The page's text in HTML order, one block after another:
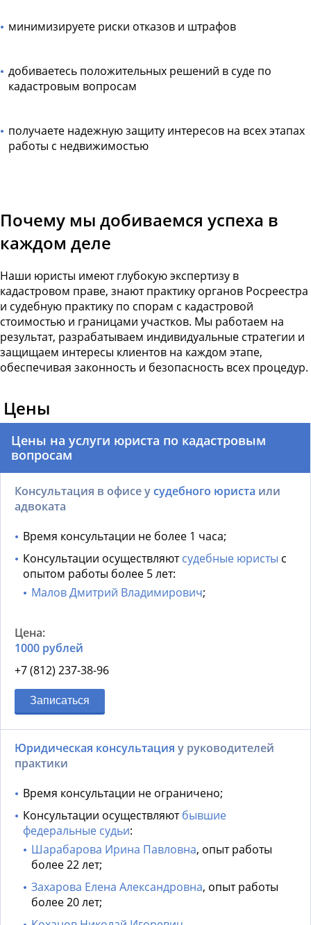
минимизируете риски отказов и штрафов
добиваетесь положительных решений в суде по
кадастровым вопросам
получаете надежную защиту интересов на всех этапах
работы с недвижимостью
Почему мы добиваемся успеха в
каждом деле
Наши юристы имеют глубокую экспертизу в
кадастровом праве, знают практику органов Росреестра
и судебную практику по спорам с кадастровой
стоимостью и границами участков. Мы работаем на
результат, разрабатываем индивидуальные стратегии и
защищаем интересы клиентов на каждом этапе,
обеспечивая законность и безопасность всех процедур.
Цены
Цены на услуги юриста по кадастровым
вопросам
Консультация в офисе усудебного юриста или
адвоката
Время консультации не более 1 часа;
Консультации осуществляютсудебные юристы с
опытом работы более 5 лет:
Малов Дмитрий Владимирович;
1000 рублей
+7 (812) 237-38-96
Записаться
Юридическая консультация у руководителей
практики
Время консультации не ограничено;
Консультации осуществляютбывшие
федеральные судьи:
Шарабарова Ирина Павловна, опыт работы
более 22 лет;
Захарова Елена Александровна, опыт работы
более 20 лет;